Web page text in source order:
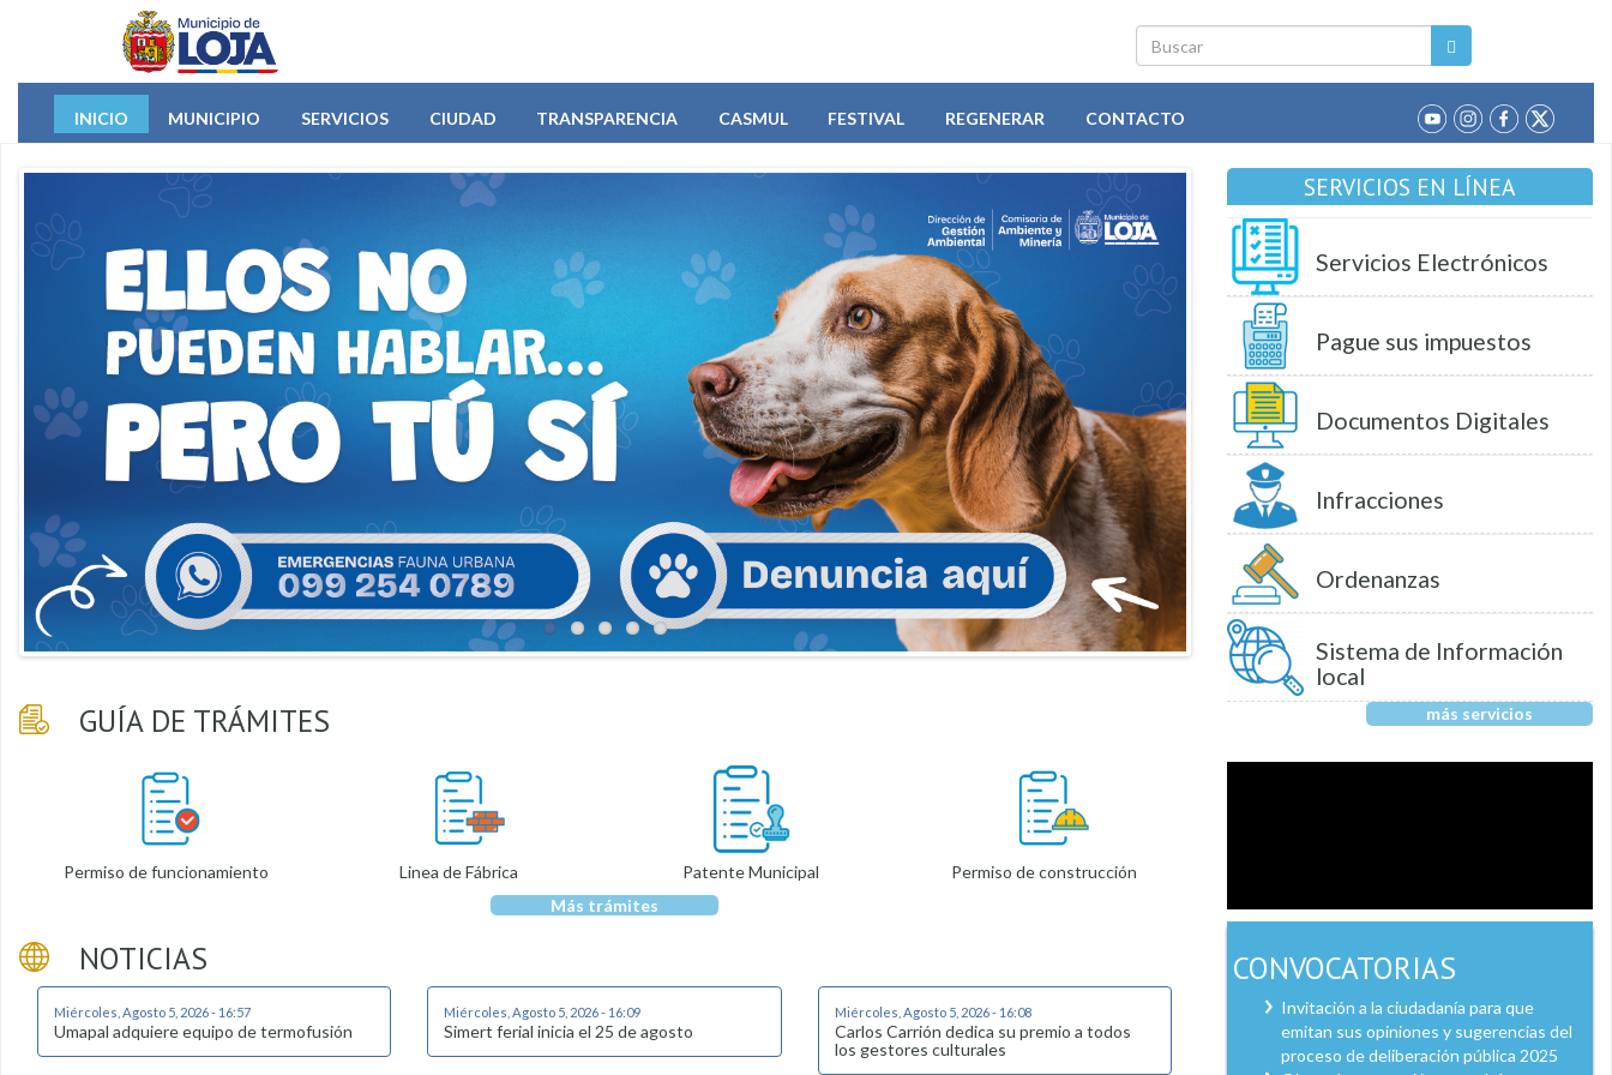
Pasar al contenido principal
Buscar
INICIO
MUNICIPIO SERVICIOS CIUDAD TRANSPARENCIA CASMUL FESTIVAL REGENERAR CONTACTO
GUÍA DE TRÁMITES
Permiso de funcionamiento Linea de Fábrica Patente Municipal
Permiso de construcción
Más trámites
NOTICIAS
Miércoles, Agosto 5, 2026 - 16:57
Umapal adquiere equipo de termofusión
Miércoles, Agosto 5, 2026 - 16:09
Simert ferial inicia el 25 de agosto
Miércoles, Agosto 5, 2026 - 16:08
Carlos Carrión dedica su premio a todos
los gestores culturales
SERVICIOS EN LÍNEA
Servicios Electrónicos
Pague sus impuestos
Documentos Digitales
Infracciones
Ordenanzas
Sistema de Información
local
más servicios
CONVOCATORIAS
Invitación a la ciudadanía para que
emitan sus opiniones y sugerencias del
proceso de deliberación pública 2025